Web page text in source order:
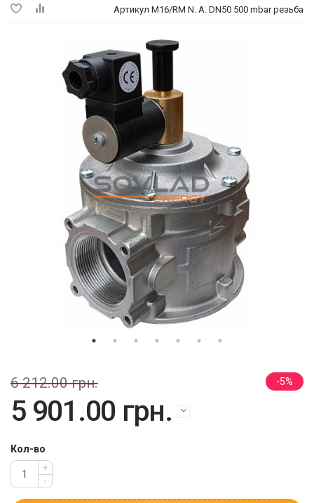
Артикул M16/RM N. A. DN50 500 mbar резьба
5
6 212.00 грн.
5 901.00 грн.
Кол-во
+
-